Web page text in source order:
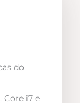
do
Core i7 e